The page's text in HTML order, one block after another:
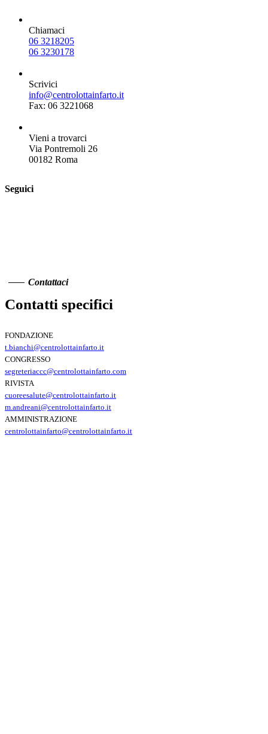
Chiamaci
06 3218205
06 3230178
Scrivici
info@centrolottainfarto.it
Fax: 06 3221068
Vieni a trovarci
Via Pontremoli 26
00182 Roma
Seguici
Contattaci
Contatti specifici
FONDAZIONE
t.bianchi@centrolottainfarto.it
CONGRESSO
segreteriaccc@centrolottainfarto.com
RIVISTA
cuoreesalute@centrolottainfarto.it
m.andreani@centrolottainfarto.it
AMMINISTRAZIONE
centrolottainfarto@centrolottainfarto.it